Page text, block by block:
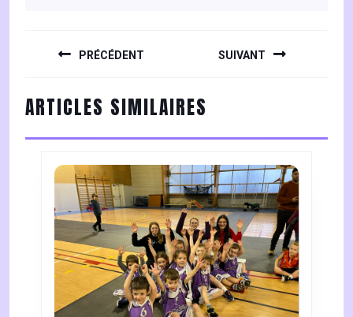
PRÉCÉDENT
post:
SUIVANT
post:
ARTICLES SIMILAIRES